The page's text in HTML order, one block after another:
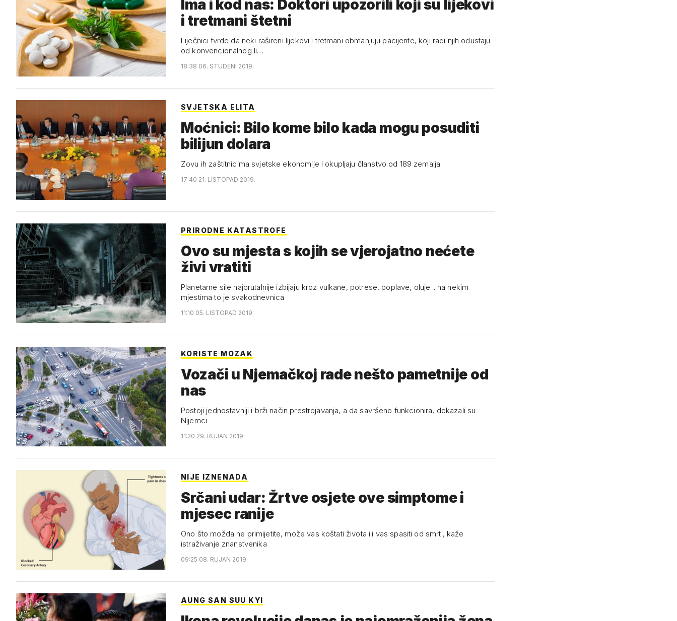
Ima i kod nas: Doktori upozorili koji su lijekovi
i tretmani štetni
Liječnici tvrde da neki rašireni lijekovi i tretmani obmanjuju pacijente, koji radi njih odustaju
od konvencionalnog li…
18:38 06. STUDENI 2019.
SVJETSKA ELITA
Moćnici: Bilo kome bilo kada mogu posuditi
bilijun dolara
Zovu ih zaštitnicima svjetske ekonomije i okupljaju članstvo od 189 zemalja
17:40 21. LISTOPAD 2019.
PRIRODNE KATASTROFE
Ovo su mjesta s kojih se vjerojatno nećete
živi vratiti
Planetarne sile najbrutalnije izbijaju kroz vulkane, potrese, poplave, oluje... na nekim
mjestima to je svakodnevnica
11:10 05. LISTOPAD 2019.
KORISTE MOZAK
Vozači u Njemačkoj rade nešto pametnije od
nas
Postoji jednostavniji i brži način prestrojavanja, a da savršeno funkcionira, dokazali su
Nijemci
11:20 29. RUJAN 2019.
NIJE IZNENADA
Srčani udar: Žrtve osjete ove simptome i
mjesec ranije
Ono što možda ne primijetite, može vas koštati života ili vas spasiti od smrti, kaže
istraživanje znanstvenika
09:25 08. RUJAN 2019.
AUNG SAN SUU KYI